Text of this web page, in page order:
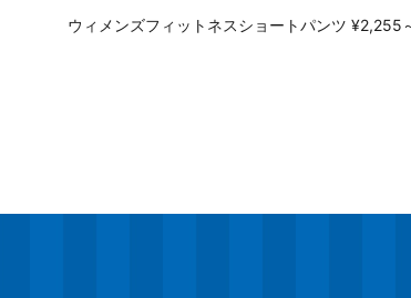
ウィメンズフィットネスショートパンツ ¥2,255